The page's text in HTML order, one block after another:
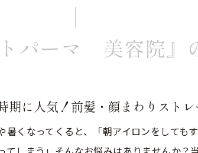
パーマ 美容院』
期に人気！前髪・顔まわりストレ
暑くなってくると、「朝アイロンをして